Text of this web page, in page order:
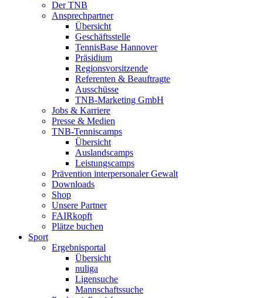
Der TNB
Ansprechpartner
Übersicht
Geschäftsstelle
TennisBase Hannover
Präsidium
Regionsvorsitzende
Referenten & Beauftragte
Ausschüsse
TNB-Marketing GmbH
Jobs & Karriere
Presse & Medien
TNB-Tenniscamps
Übersicht
Auslandscamps
Leistungscamps
Prävention interpersonaler Gewalt
Downloads
Shop
Unsere Partner
FAIRkopft
Plätze buchen
Sport
Ergebnisportal
Übersicht
nuliga
Ligensuche
Mannschaftssuche